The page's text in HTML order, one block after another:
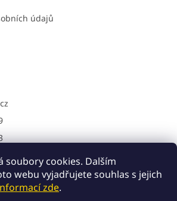
soubory cookies. Dalším
webu vyjadřujete souhlas s jejich
zde.
údajů
oděvy